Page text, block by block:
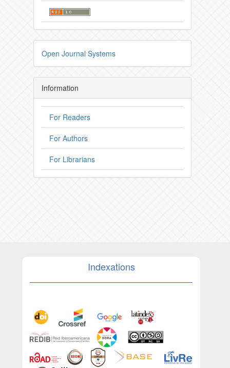
Open Journal Systems
Information
For Readers
For Authors
For Librarians
Indexations